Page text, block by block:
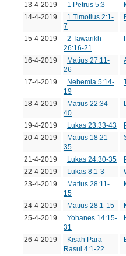
13-4-2019
1 Petrus 5:3
14-4-2019
1 Timotius 2:1-
7
15-4-2019
2 Tawarikh
26:16-21
16-4-2019
Matius 27:11-
26
17-4-2019
Nehemia 5:14-
19
18-4-2019
Matius 22:34-
40
19-4-2019 Lukas 23:33-43
20-4-2019
Matius 18:21-
35
21-4-2019 Lukas 24:30-35
22-4-2019
Lukas 8:1-3
23-4-2019
Matius 28:11-
15
24-4-2019 Matius 28:1-15
25-4-2019
Yohanes 14:15-
31
26-4-2019
Kisah Para
Rasul 4:1-22